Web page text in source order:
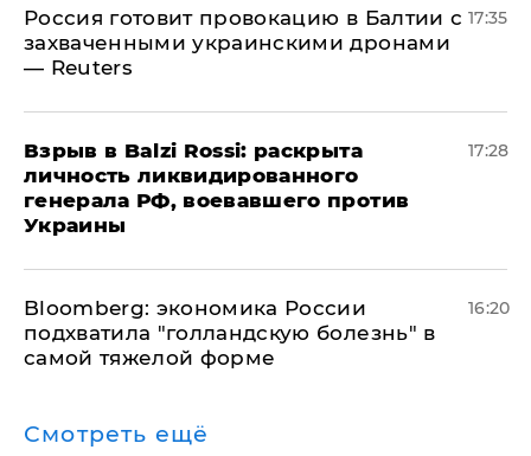
​Россия готовит провокацию в Балтии с
захваченными украинскими дронами
— Reuters
17:35
​Взрыв в Balzi Rossi: раскрыта
личность ликвидированного
генерала РФ, воевавшего против
Украины
17:28
Bloomberg: экономика России
подхватила "голландскую болезнь" в
самой тяжелой форме
16:20
Смотреть ещё